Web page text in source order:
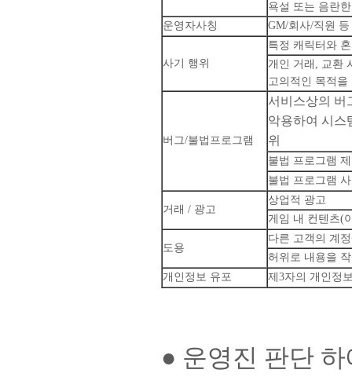
욕설 또는 음란
운영자사칭
GM/회사/직원
사기 행위
특정 캐릭터와
개인 거래, 교환
고의적인 목적
버그/불법프로그램
서비스상의 버
악용하여 시스
위
불법 프로그램
불법 프로그램
거래 / 광고
상업적 광고
게임 내 컨텐츠(
도용
다른 고객의 계
허위로 내용을
개인정보 유포
제3자의 개인정
● 운영진 판단